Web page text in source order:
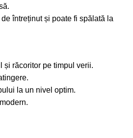
întreținut și poate fi spălată la
și răcoritor pe timpul verii.
la un nivel optim.